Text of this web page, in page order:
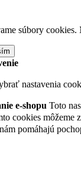
súbory
nastavenia
e-shopu Toto
cookies môžeme
pomáhajú